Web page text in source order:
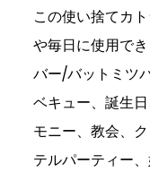
この使い捨てカ
や毎日に使用で
バー/バットミツ
ベキュー、誕生
モニー、教会、
テルパーティー